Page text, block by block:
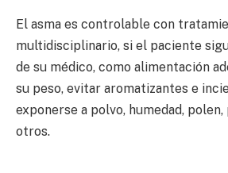
El asma es controlable con
multidisciplinario, si el paciente
de su médico, como alimentación
su peso, evitar aromatizantes e
exponerse a polvo, humedad,
otros.